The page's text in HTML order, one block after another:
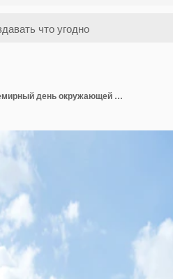
Поле луга с поверхностью голубого неба. Всемирный день окружающей среды